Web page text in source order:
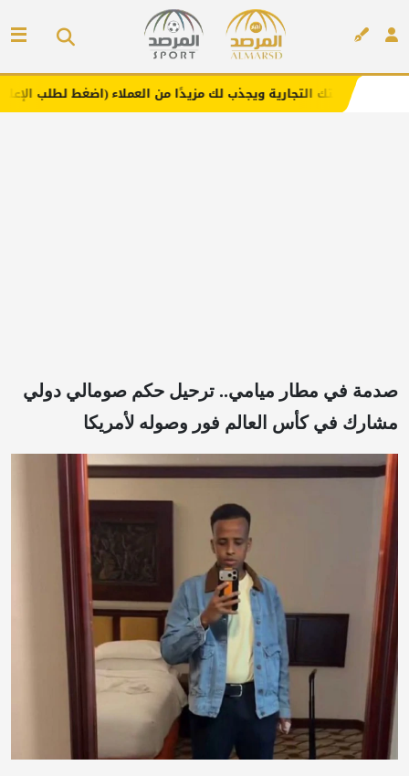
ويجذب لك مزيدًا من العملاء (اضغط لطلب الإعلان)
صدمة في مطار ميامي.. ترحيل حكم صومالي دولي
مشارك في كأس العالم فور وصوله لأمريكا